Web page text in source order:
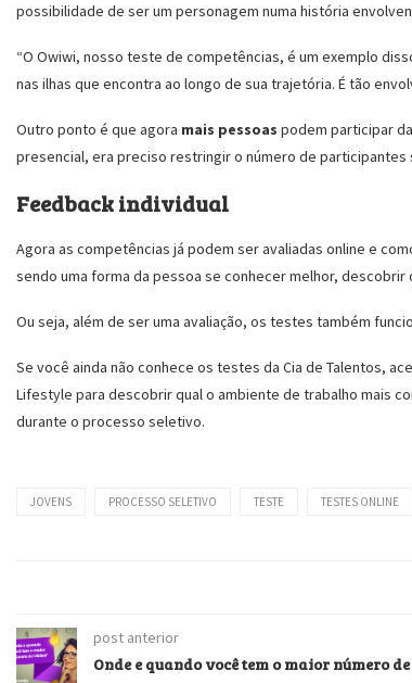
possibilidade de ser um personagem numa história
“O Owiwi, nosso teste de competências, é um exemplo
nas ilhas que encontra ao longo de sua trajetória. É tão
Outro ponto é que agora mais pessoas podem participar
presencial, era preciso restringir o número de participantes
Feedback individual
Agora as competências já podem ser avaliadas online e
sendo uma forma da pessoa se conhecer melhor,
Ou seja, além de ser uma avaliação, os testes também
Se você ainda não conhece os testes da Cia de Talentos,
Lifestyle para descobrir qual o ambiente de trabalho mais
durante o processo seletivo.
JOVENS PROCESSO SELETIVO TESTE TESTES ONLINE
post anterior
Onde e quando você tem o maior número